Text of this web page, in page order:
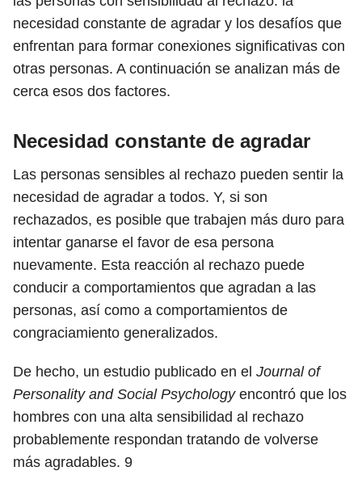
necesidad constante de agradar y los desafíos que
enfrentan para formar conexiones significativas con
otras personas. A continuación se analizan más de
cerca esos dos factores.
Necesidad constante de agradar
Las personas sensibles al rechazo pueden sentir la
necesidad de agradar a todos. Y, si son
rechazados, es posible que trabajen más duro para
intentar ganarse el favor de esa persona
nuevamente. Esta reacción al rechazo puede
conducir a comportamientos que agradan a las
personas, así como a comportamientos de
congraciamiento generalizados.
De hecho, un estudio publicado en el Journal of
Personality and Social Psychologyencontró que los
hombres con una alta sensibilidad al rechazo
probablemente respondan tratando de volverse
más agradables. 9